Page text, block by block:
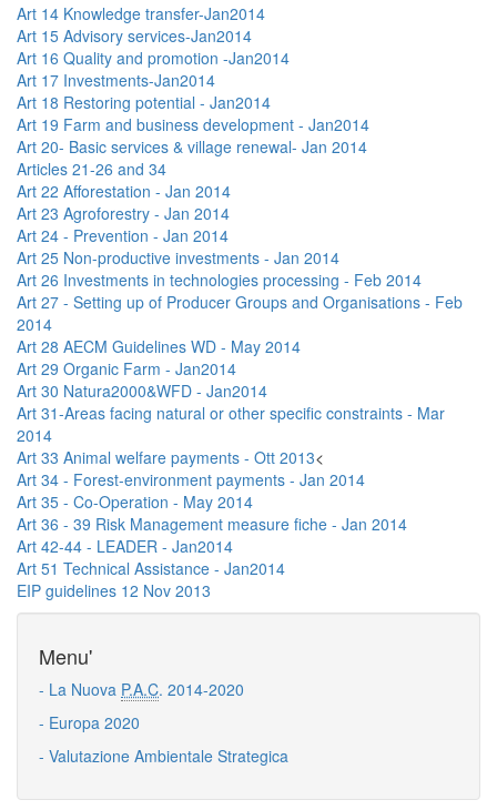
Art 14 Knowledge transfer-Jan2014
Art 15 Advisory services-Jan2014
Art 16 Quality and promotion -Jan2014
Art 17 Investments-Jan2014
Art 18 Restoring potential - Jan2014
Art 19 Farm and business development - Jan2014
Art 20- Basic services & village renewal- Jan 2014
Articles 21-26 and 34
Art 22 Afforestation - Jan 2014
Art 23 Agroforestry - Jan 2014
Art 24 - Prevention - Jan 2014
Art 25 Non-productive investments - Jan 2014
Art 26 Investments in technologies processing - Feb 2014
Art 27 - Setting up of Producer Groups and Organisations - Feb
2014
Art 28 AECM Guidelines WD - May 2014
Art 29 Organic Farm - Jan2014
Art 30 Natura2000&WFD - Jan2014
Art 31-Areas facing natural or other specific constraints - Mar
2014
Art 33 Animal welfare payments - Ott 2013<
Art 34 - Forest-environment payments - Jan 2014
Art 35 - Co-Operation - May 2014
Art 36 - 39 Risk Management measure fiche - Jan 2014
Art 42-44 - LEADER - Jan2014
Art 51 Technical Assistance - Jan2014
EIP guidelines 12 Nov 2013
Menu'
- La Nuova P.A.C. 2014-2020
- Europa 2020
- Valutazione Ambientale Strategica